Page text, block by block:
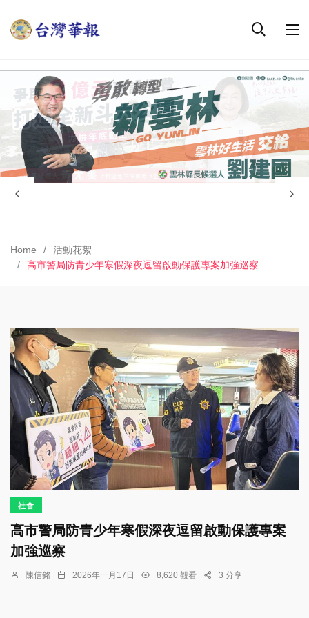
Home
活動花絮
高市警局防青少年寒假深夜逗留啟動保護專案加強巡察
社會
高市警局防青少年寒假深夜逗留啟動保護專案
加強巡察
陳信銘 2026年一月17日 8,620 觀看 3 分享